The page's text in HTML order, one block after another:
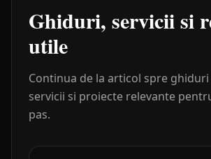
Ghiduri, servicii si
utile
Continua de la articol spre
servicii si proiecte relevante
pas.